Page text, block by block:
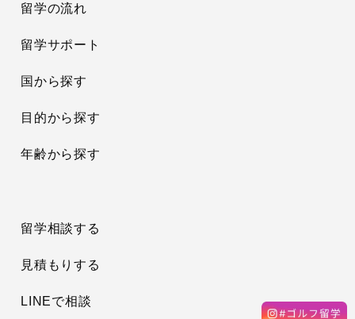
留学の流れ
留学サポート
国から探す
目的から探す
年齢から探す
留学相談する
見積もりする
LINEで相談